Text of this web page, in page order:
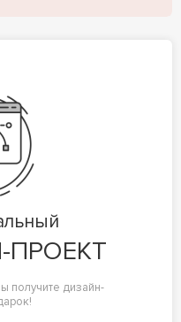
ПРОЕКТ
получите дизайн-